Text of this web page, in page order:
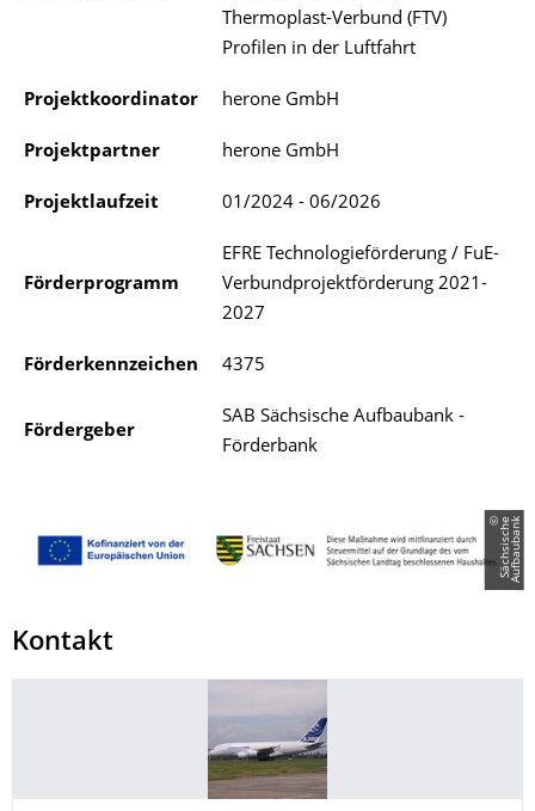
Thermoplast-Verbund (FTV)
Profilen in der Luftfahrt
Projektkoordinator herone GmbH
Projektpartner herone GmbH
Projektlaufzeit 01/2024 - 06/2026
Förderprogramm
EFRE Technologieförderung / FuE-
Verbundprojektförderung 2021-
2027
Förderkennzeichen 4375
Fördergeber
SAB Sächsische Aufbaubank -
Förderbank
©
S
ä
c
h
s
i
s
c
h
e
A
u
f
b
a
u
b
a
n k
Kontakt